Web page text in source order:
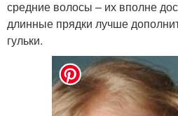
средние волосы – их вполне
длинные прядки лучше
гульки.